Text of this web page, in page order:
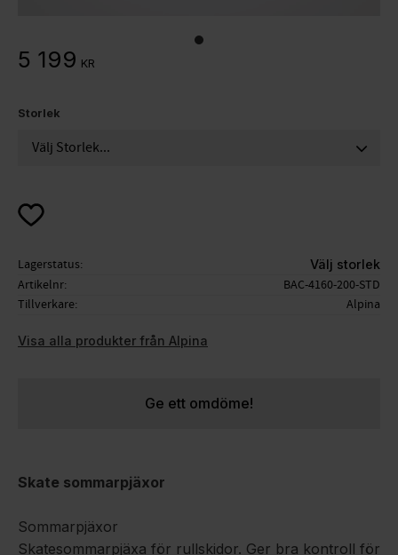
5 199 KR
Storlek
Lägg till i favoriter
Lagerstatus Välj storlek
Artikelnr
BAC-4160-200-STD
Tillverkare
Alpina
Visa alla produkter från Alpina
Ge ett omdöme!
Skate sommarpjäxor
Sommarpjäxor
Skatesommarpjäxa för rullskidor. Ger bra kontroll för